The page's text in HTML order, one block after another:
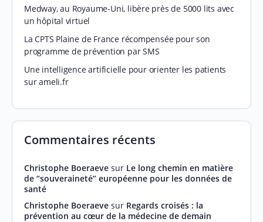
Medway, au Royaume-Uni, libère près de 5000 lits avec
un hôpital virtuel
La CPTS Plaine de France récompensée pour son
programme de prévention par SMS
Une intelligence artificielle pour orienter les patients
sur ameli.fr
Commentaires récents
Christophe Boeraeve sur Le long chemin en matière
de “souveraineté” européenne pour les données de
santé
Christophe Boeraeve sur Regards croisés : la
prévention au cœur de la médecine de demain